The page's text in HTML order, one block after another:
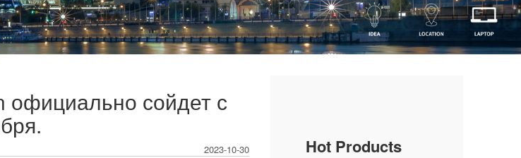
официально сойдет с
2023-10-30 Hot Products